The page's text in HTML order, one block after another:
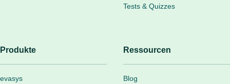
Tests & Quizzes
Produkte
evasys
Ressourcen
Blog